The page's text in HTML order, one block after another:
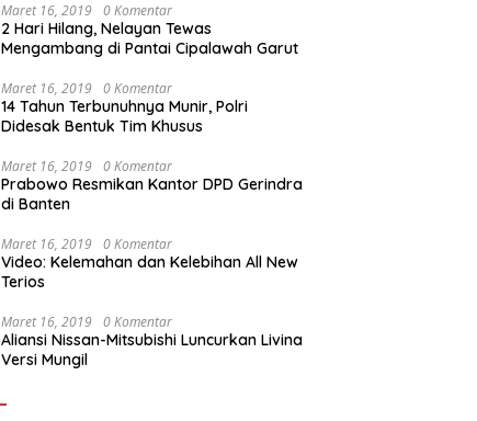
Maret 16, 2019 0 Komentar
2 Hari Hilang, Nelayan Tewas
Mengambang di Pantai Cipalawah Garut
Maret 16, 2019 0 Komentar
14 Tahun Terbunuhnya Munir, Polri
Didesak Bentuk Tim Khusus
Maret 16, 2019 0 Komentar
Prabowo Resmikan Kantor DPD Gerindra
di Banten
Maret 16, 2019 0 Komentar
Video: Kelemahan dan Kelebihan All New
Terios
Maret 16, 2019 0 Komentar
Aliansi Nissan-Mitsubishi Luncurkan Livina
Versi Mungil